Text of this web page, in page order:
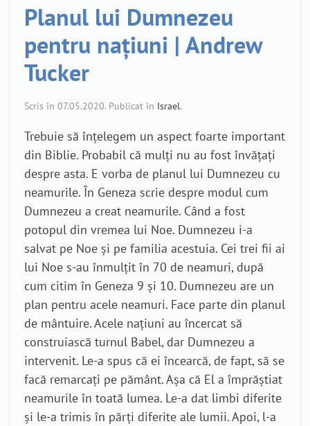
Planul lui Dumnezeu
pentru națiuni | Andrew
Tucker
Scris în 07.05.2020. Publicat în Israel.
Trebuie să înțelegem un aspect foarte important
din Biblie. Probabil că mulți nu au fost învățați
despre asta. E vorba de planul lui Dumnezeu cu
neamurile. În Geneza scrie despre modul cum
Dumnezeu a creat neamurile. Când a fost
potopul din vremea lui Noe. Dumnezeu i-a
salvat pe Noe și pe familia acestuia. Cei trei fii ai
lui Noe s-au înmulțit în 70 de neamuri, după
cum citim în Geneza 9 și 10. Dumnezeu are un
plan pentru acele neamuri. Face parte din planul
de mântuire. Acele națiuni au încercat să
construiască turnul Babel, dar Dumnezeu a
intervenit. Le-a spus că ei încearcă, de fapt, să se
facă remarcați pe pământ. Așa că El a împrăștiat
neamurile în toată lumea. Le-a dat limbi diferite
și le-a trimis în părți diferite ale lumii. Apoi, l-a